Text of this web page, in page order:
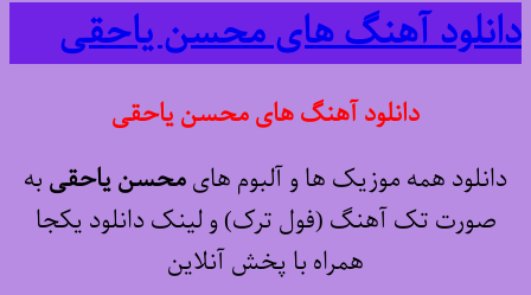
دانلود آهنگ های محسن یاحقی
دانلود آهنگ های محسن یاحقی
دانلود همه موزیک ها و آلبوم هایمحسن یاحقی به
صورت تک آهنگ (فول ترک) و لینک دانلود یکجا
همراه با پخش آنلاین